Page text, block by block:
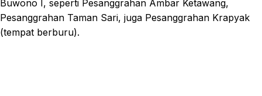
Buwono I, seperti Pesanggrahan Ambar Ketawang,
Pesanggrahan Taman Sari, juga Pesanggrahan Krapyak
(tempat berburu).